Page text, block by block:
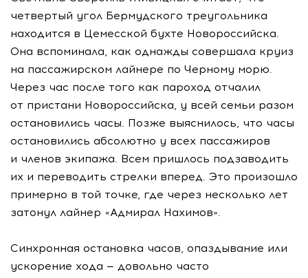
четвертый угол Бермудского треугольника
находится в Цемесской бухте Новороссийска.
Она вспоминала, как однажды совершала круиз
на пассажирском лайнере по Черному морю.
Через час после того как пароход отчалил
от пристани Новороссийска, у всей семьи разом
остановились часы. Позже выяснилось, что часы
остановились абсолютно у всех пассажиров
и членов экипажа. Всем пришлось подзаводить
их и переводить стрелки вперед. Это произошло
примерно в той точке, где через несколько лет
затонул лайнер «Адмирал Нахимов».
Синхронная остановка часов, опаздывание или
ускорение хода — довольно часто